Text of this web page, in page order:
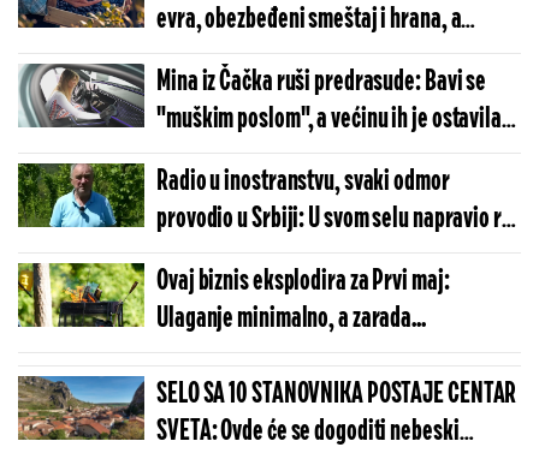
evra, obezbeđeni smeštaj i hrana, a
radnika nigde
Mina iz Čačka ruši predrasude: Bavi se
"muškim poslom", a većinu ih je ostavila
"u prašini" (FOTO/VIDEO)
Radio u inostranstvu, svaki odmor
provodio u Srbiji: U svom selu napravio raj
na zemlji (FOTO)
Ovaj biznis eksplodira za Prvi maj:
Ulaganje minimalno, a zarada...
SELO SA 10 STANOVNIKA POSTAJE CENTAR
SVETA: Ovde će se dogoditi nebeski